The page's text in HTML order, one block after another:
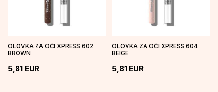
OLOVKA ZA OČI XPRESS 602
BROWN
5,81 EUR
OLOVKA ZA OČI XPRESS 604
BEIGE
5,81 EUR